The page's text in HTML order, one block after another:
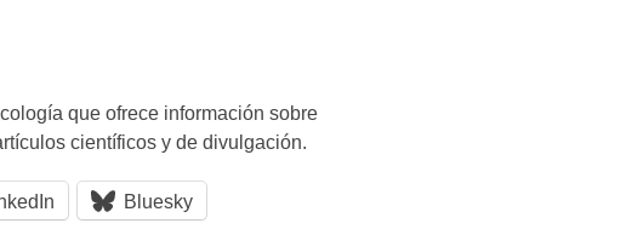
que ofrece información sobre
científicos y de divulgación.
Bluesky